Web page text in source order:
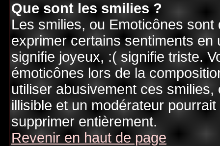
Que sont les smilies ?
Les smilies, ou Emoticônes
exprimer certains sentiments
signifie joyeux, :( signifie triste.
émoticônes lors de la
utiliser abusivement ces
illisible et un modérateur
supprimer entièrement.
Revenir en haut de page